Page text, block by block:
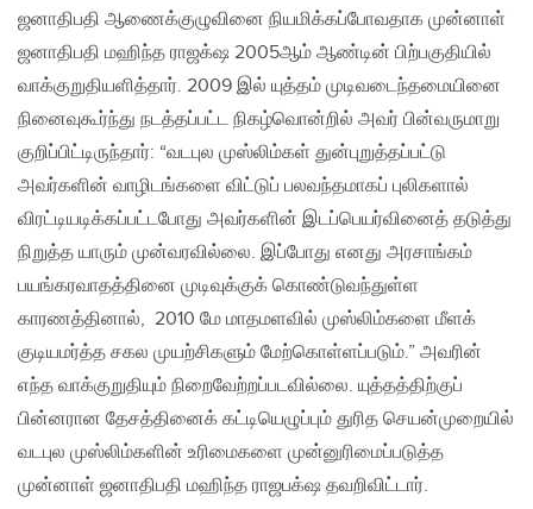
ஜனாதிபதி ஆணைக்குழுவினை நியமிக்கப்போவதாக முன்னாள்
ஜனாதிபதி மஹிந்த ராஜக்‌ஷ 2005ஆம் ஆண்டின் பிற்பகுதியில்
வாக்குறுதியளித்தார். 2009 இல் யுத்தம் முடிவடைந்தமையினை
நினைவுகூர்ந்து நடத்தப்பட்ட நிகழ்வொன்றில் அவர் பின்வருமாறு
குறிப்பிட்டிருந்தார்: “வடபுல முஸ்லிம்கள் துன்புறுத்தப்பட்டு
அவர்களின் வாழிடங்களை விட்டுப் பலவந்தமாகப் புலிகளால்
விரட்டியடிக்கப்பட்டபோது அவர்களின் இடப்பெயர்வினைத் தடுத்து
நிறுத்த யாரும் முன்வரவில்லை. இப்போது எனது அரசாங்கம்
பயங்கரவாதத்தினை முடிவுக்குக் கொண்டுவந்துள்ள
காரணத்தினால், 2010 மே மாதமளவில் முஸ்லிம்களை மீளக்
குடியமர்த்த சகல முயற்சிகளும் மேற்கொள்ளப்படும்.” அவரின்
எந்த வாக்குறுதியும் நிறைவேற்றப்படவில்லை. யுத்தத்திற்குப்
பின்னரான தேசத்தினைக் கட்டியெழுப்பும் துரித செயன்முறையில்
வடபுல முஸ்லிம்களின் உரிமைகளை முன்னுரிமைப்படுத்த
முன்னாள் ஜனாதிபதி மஹிந்த ராஜபக்‌ஷ தவறிவிட்டார்.